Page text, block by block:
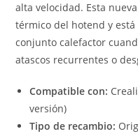
alta velocidad. Esta
térmico del hotend y
conjunto calefactor
atascos recurrentes o
Compatible con:
versión)
Tipo de recambio: